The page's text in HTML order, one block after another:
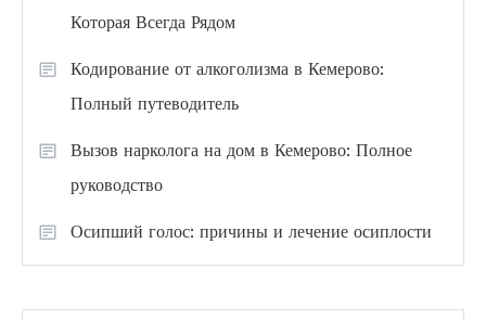
Которая Всегда Рядом
Кодирование от алкоголизма в Кемерово:
Полный путеводитель
Вызов нарколога на дом в Кемерово: Полное
руководство
Осипший голос: причины и лечение осиплости